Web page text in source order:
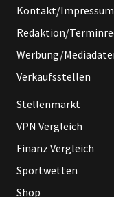
Kontakt/Impressum
Redaktion/
Werbung/
Verkaufsstellen
Stellenmarkt
VPN Vergleich
Finanz Vergleich
Sportwetten
Shop